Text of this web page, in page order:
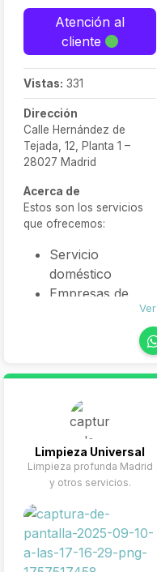
Atención al
cliente
Vistas: 331
Dirección
Calle Hernández de
Tejada, 12, Planta 1 –
28027 Madrid
Acerca de
Estos son los servicios
que ofrecemos:
Servicio
doméstico
Empresas de
Cuidado de
Canguros y
niñeras
Mantenimiento
del hogar
Ver
Limpieza Universal
Limpieza profunda Madrid
y otros servicios.